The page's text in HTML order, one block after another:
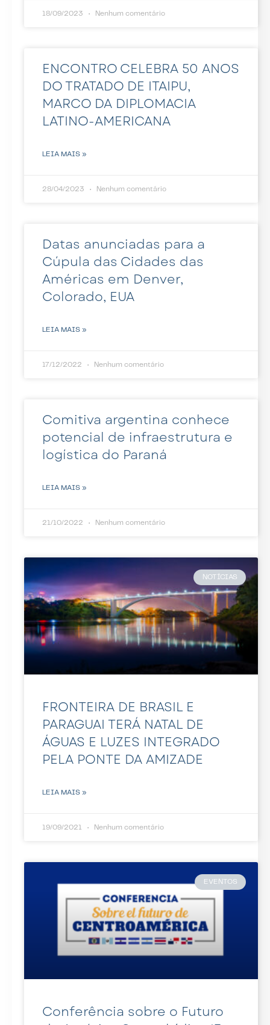
18/09/2023 Nenhum comentário
ENCONTRO CELEBRA 50 ANOS
DO TRATADO DE ITAIPU,
MARCO DA DIPLOMACIA
LATINO-AMERICANA
LEIA MAIS »
28/04/2023 Nenhum comentário
Datas anunciadas para a
Cúpula das Cidades das
Américas em Denver,
Colorado, EUA
LEIA MAIS »
17/12/2022 Nenhum comentário
Comitiva argentina conhece
potencial de infraestrutura e
logística do Paraná
LEIA MAIS »
21/10/2022 Nenhum comentário
NOTÍCIAS
FRONTEIRA DE BRASIL E
PARAGUAI TERÁ NATAL DE
ÁGUAS E LUZES INTEGRADO
PELA PONTE DA AMIZADE
LEIA MAIS »
19/09/2021 Nenhum comentário
EVENTOS
Conferência sobre o Futuro